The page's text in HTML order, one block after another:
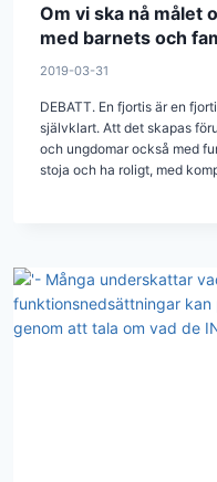
Om vi ska nå målet
med barnets och
2019-03-31
DEBATT. En fjortis är en
självklart. Att det skapas
och ungdomar också med
stoja och ha roligt, med